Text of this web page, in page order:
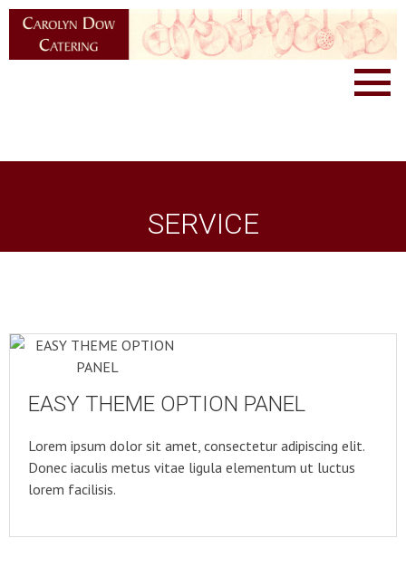
SERVICE
EASY THEME OPTION PANEL
Lorem ipsum dolor sit amet, consectetur adipiscing elit.
Donec iaculis metus vitae ligula elementum ut luctus
lorem facilisis.